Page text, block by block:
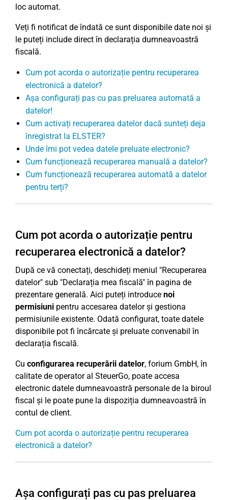
loc automat.
Veți fi notificat de îndată ce sunt disponibile date noi și
le puteți include direct în declarația dumneavoastră
fiscală.
Cum pot acorda o autorizație pentru recuperarea
electronică a datelor?
Așa configurați pas cu pas preluarea automată a
datelor!
Cum activați recuperarea datelor dacă sunteți deja
înregistrat la ELSTER?
Unde îmi pot vedea datele preluate electronic?
Cum funcționează recuperarea manuală a datelor?
Cum funcționează recuperarea automată a datelor
pentru terți?
Cum pot acorda o autorizație pentru
recuperarea electronică a datelor?
După ce vă conectați, deschideți meniul "Recuperarea
datelor" sub "Declarația mea fiscală" în pagina de
prezentare generală. Aici puteți introduce noi
permisiuni pentru accesarea datelor și gestiona
permisiunile existente. Odată configurat, toate datele
disponibile pot fi încărcate și preluate convenabil în
declarația fiscală.
Cu configurarea recuperării datelor, forium GmbH, în
calitate de operator al SteuerGo, poate accesa
electronic datele dumneavoastră personale de la biroul
fiscal și le poate pune la dispoziția dumneavoastră în
contul de client.
Cum pot acorda o autorizație pentru recuperarea
electronică a datelor?
Așa configurați pas cu pas preluarea